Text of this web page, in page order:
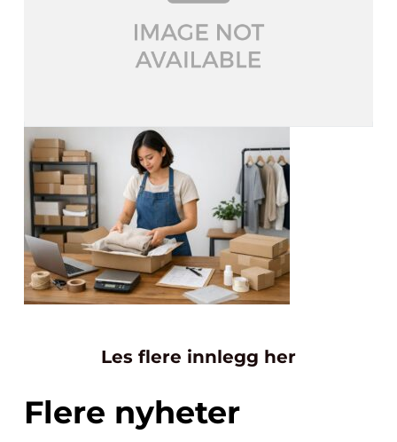
Les flere innlegg her
Flere nyheter